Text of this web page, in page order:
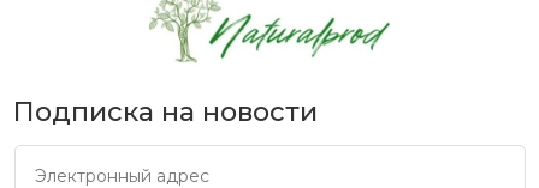
Подписка на новости